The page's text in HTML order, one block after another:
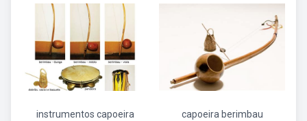
instrumentos capoeira
capoeira berimbau